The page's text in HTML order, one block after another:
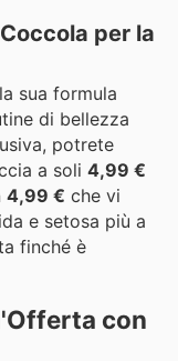
per la
sua formula
di bellezza
potrete
a soli 4,99 €
4,99 € che vi
e setosa più a
finché è
con